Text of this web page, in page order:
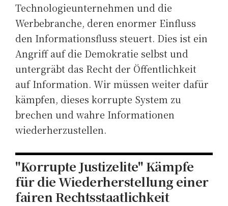
Technologieunternehmen und die
Werbebranche, deren enormer Einfluss
den Informationsfluss steuert. Dies ist ein
Angriff auf die Demokratie selbst und
untergräbt das Recht der Öffentlichkeit
auf Information. Wir müssen weiter dafür
kämpfen, dieses korrupte System zu
brechen und wahre Informationen
wiederherzustellen.
"Korrupte Justizelite" Kämpfe
für die Wiederherstellung einer
fairen Rechtsstaatlichkeit